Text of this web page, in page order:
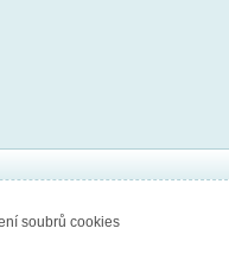
soubrů cookies